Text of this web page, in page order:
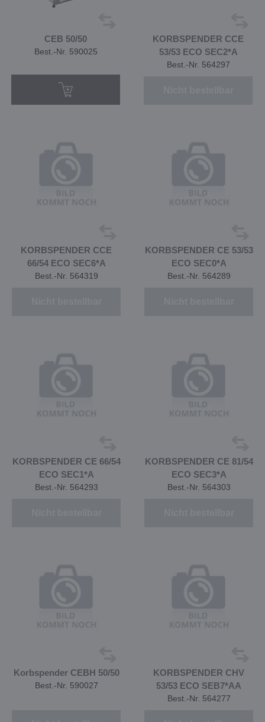
CEB 50/50
Best.-Nr. 590025
KORBSPENDER CCE
53/53 ECO SEC2*A
Best.-Nr. 564297
KORBSPENDER CCE
66/54 ECO SEC6*A
Best.-Nr. 564319
KORBSPENDER CE 53/53
ECO SEC0*A
Best.-Nr. 564289
KORBSPENDER CE 66/54
ECO SEC1*A
Best.-Nr. 564293
KORBSPENDER CE 81/54
ECO SEC3*A
Best.-Nr. 564303
Korbspender CEBH 50/50
Best.-Nr. 590027
KORBSPENDER CHV
53/53 ECO SEB7*AA
Best.-Nr. 564277